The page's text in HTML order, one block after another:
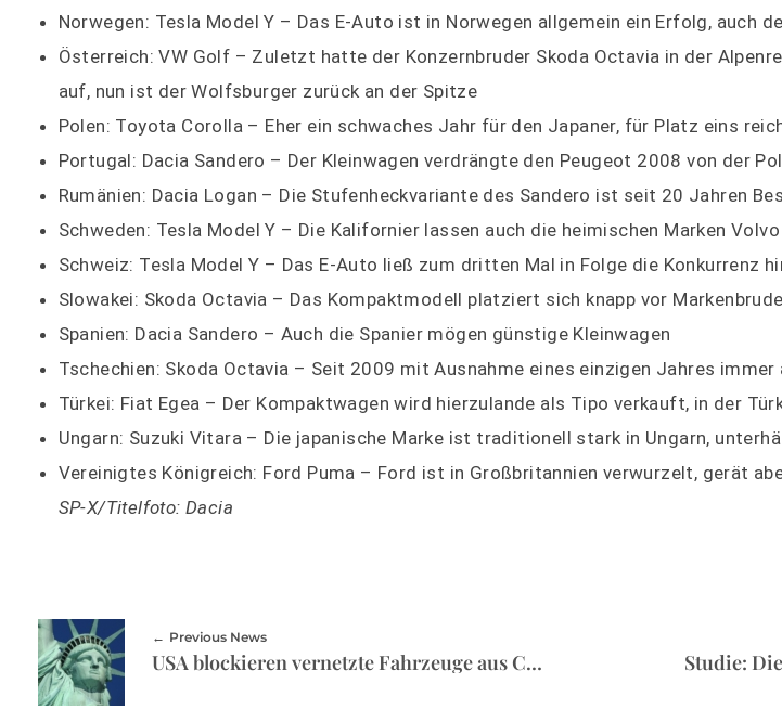
Norwegen: Tesla Model Y – Das E-Auto ist in Norwegen allgemein ein Erfolg, auch
Österreich: VW Golf – Zuletzt hatte der Konzernbruder Skoda Octavia in der
auf, nun ist der Wolfsburger zurück an der Spitze
Polen: Toyota Corolla – Eher ein schwaches Jahr für den Japaner, für Platz eins
Portugal: Dacia Sandero – Der Kleinwagen verdrängte den Peugeot 2008 von der
Rumänien: Dacia Logan – Die Stufenheckvariante des Sandero ist seit 20 Jahren
Schweden: Tesla Model Y – Die Kalifornier lassen auch die heimischen Marken
Schweiz: Tesla Model Y – Das E-Auto ließ zum dritten Mal in Folge die Konkurrenz
Slowakei: Skoda Octavia – Das Kompaktmodell platziert sich knapp vor
Spanien: Dacia Sandero – Auch die Spanier mögen günstige Kleinwagen
Tschechien: Skoda Octavia – Seit 2009 mit Ausnahme eines einzigen Jahres
Türkei: Fiat Egea – Der Kompaktwagen wird hierzulande als Tipo verkauft, in der
Ungarn: Suzuki Vitara – Die japanische Marke ist traditionell stark in Ungarn,
Vereinigtes Königreich: Ford Puma – Ford ist in Großbritannien verwurzelt, gerät
SP-X/Titelfoto: Dacia
Previous News
USA blockieren vernetzte Fahrzeuge aus China Studie: